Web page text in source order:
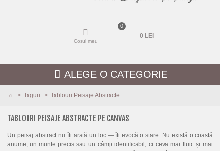
Cosul meu
0
0 LEI
ALEGE O CATEGORIE
MODELE NOI
PEISAJE
> Taguri > Tablouri Peisaje Abstracte
TABLOURI PEISAJE ABSTRACTE PE CANVAS
Un peisaj abstract nu îți arată un loc — îți evocă o stare. Nu există o coastă
anume, un munte precis sau un câmp identificabil, ci ceva mai fluid și mai